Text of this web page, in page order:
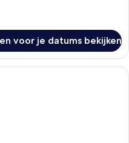
voor je datums bekijken